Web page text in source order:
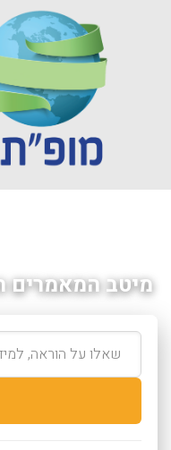
מיטב המאמרים